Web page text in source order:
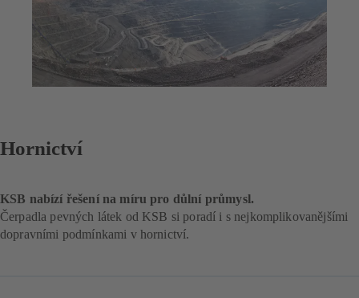
Hornictví
KSB nabízí řešení na míru pro důlní průmysl.
Čerpadla pevných látek od KSB si poradí i s nejkomplikovanějšími
dopravními podmínkami v hornictví.